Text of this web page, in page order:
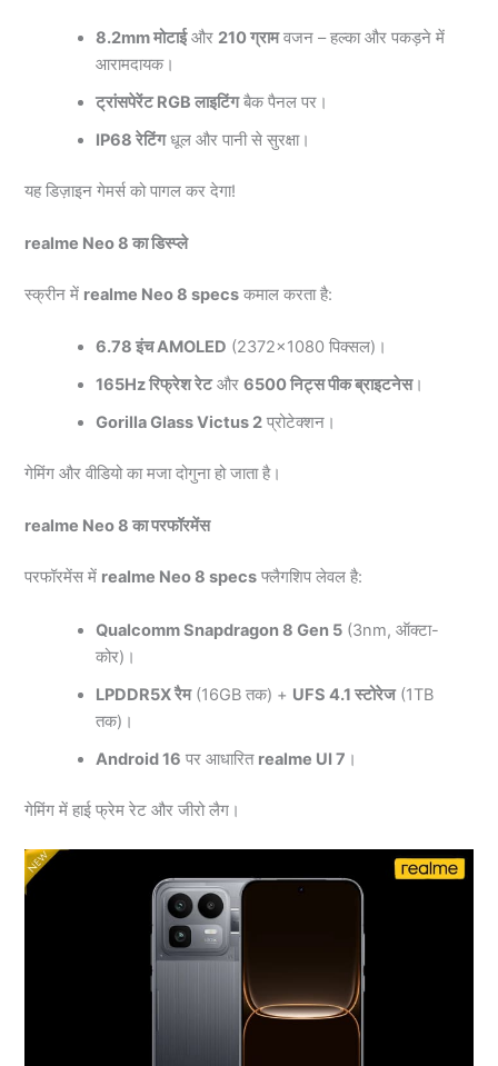
8.2mm मोटाईऔर 210 ग्रामवजन – हल्का और पकड़ने में
आरामदायक।
ट्रांसपेरेंट RGB लाइटिंगबैक पैनल पर।
IP68 रेटिंगधूल और पानी से सुरक्षा।
यह डिज़ाइन गेमर्स को पागल कर देगा!
realme Neo 8 का डिस्प्ले
स्क्रीन में realme Neo 8 specs कमाल करता है:
6.78 इंच AMOLED (2372×1080 पिक्सल)।
165Hz रिफ्रेश रेटऔर6500 निट्स पीक ब्राइटनेस।
Gorilla Glass Victus 2 प्रोटेक्शन।
गेमिंग और वीडियो का मजा दोगुना हो जाता है।
realme Neo 8 का परफॉरमेंस
परफॉरमेंस में realme Neo 8 specs फ्लैगशिप लेवल है:
Qualcomm Snapdragon 8 Gen 5 (3nm, ऑक्टा-
कोर)।
LPDDR5X रैम(16GB तक) + UFS 4.1 स्टोरेज(1TB
तक)।
Android 16 पर आधारित realme UI 7 ।
गेमिंग में हाई फ्रेम रेट और जीरो लैग।